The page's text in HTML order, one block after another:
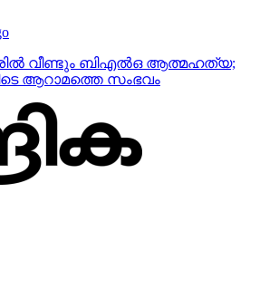
വീണ്ടും ബിഎല്‍ഒ ആത്മഹത്യ;
ആറാമത്തെ സംഭവം